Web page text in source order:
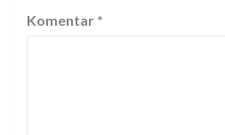
Komentar *